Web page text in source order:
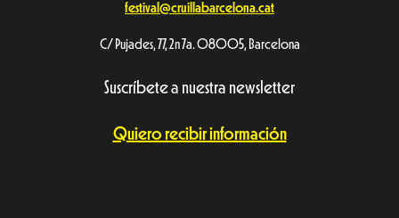
festival@cruillabarcelona.cat
C/ Pujades, 77, 2n 7a. 08005, Barcelona
Suscríbete a nuestra newsletter
Quiero recibir información